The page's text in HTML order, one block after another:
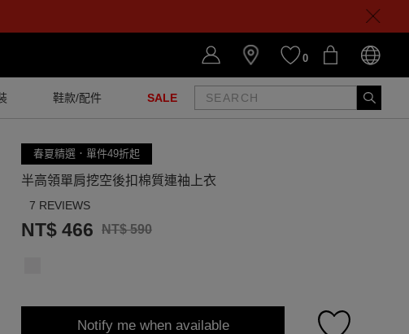
0
鞋款/配件 SALE
春夏精選．單件49折起
半高領單肩挖空後扣棉質連袖上衣
7 REVIEWS
NT$ 466 NT$ 590
Notify me when available